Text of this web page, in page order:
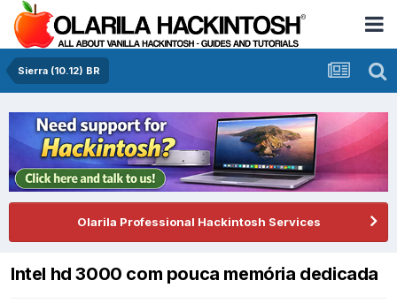
Sierra (10.12) BR
Olarila Professional Hackintosh Services
Intel hd 3000 com pouca memória dedicada